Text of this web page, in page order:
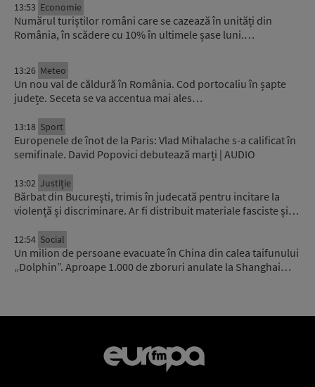
13:53 Economie
Numărul turiștilor români care se cazează în unități din
România, în scădere cu 10% în ultimele șase luni.…
13:26 Meteo
Un nou val de căldură în România. Cod portocaliu în șapte
județe. Seceta se va accentua mai ales…
13:18 Sport
Europenele de înot de la Paris: Vlad Mihalache s-a calificat în
semifinale. David Popovici debutează marți | AUDIO
13:02 Justiție
Bărbat din București, trimis în judecată pentru incitare la
violență și discriminare. Ar fi distribuit materiale fasciste și…
12:54 Social
Un milion de persoane evacuate în China din calea taifunului
„Dolphin”. Aproape 1.000 de zboruri anulate la Shanghai…